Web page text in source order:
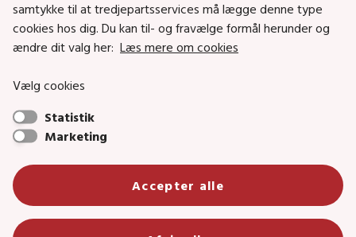
Puljer og tilskud
Nyhedsbreve
Social- og Boligstyrelsens nyheder som RSS feed
Social- og Boligstyrelsen • Tlf.: 72 42 37 00 •
sikkermail• EAN-nr.: 5798000354838 • CVR-nr.:
26144698
Primær adresse og reception: Lerchesgade 35, 5, 5000 Odense C •
samtykke til at tredjepartsservices må lægge denne type
cookies hos dig. Du kan til- og fravælge formål herunder og
ændre dit valg her: Læs mere om cookies
Vælg cookies
Statistik
Marketing
Accepter alle